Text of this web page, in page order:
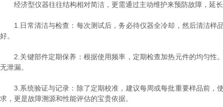
经济型仪器往往结构相对简洁，更需通过主动维护来预防故障，延
1.日常清洁与检查：每次测试后，务必待仪器全冷却，然后清洁样
好。
2.关键部件定期保养：根据使用频率，定期检查加热元件的均匀性
无泄漏。
3.系统验证与记录：除了定期校准，建议每周或每批重要样品前，
求，更是故障溯源和性能评估的宝贵依据。